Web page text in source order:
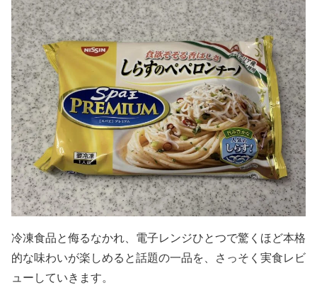
冷凍食品と侮るなかれ、電子レンジひとつで驚くほど本格
的な味わいが楽しめると話題の一品を、さっそく実食レビ
ューしていきます。